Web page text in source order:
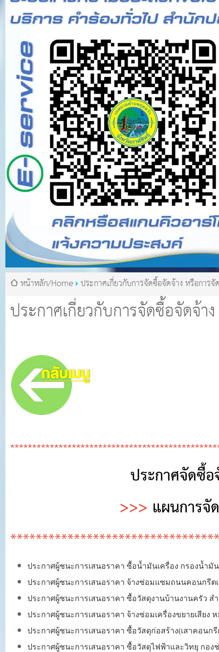
ประกาศเกี่ยวกับการจัดซื้อจัดจ้
หน้าหลัก/Home ประกาศเกี่ยวกับการจัดซื้อจัดจ้าง หรือการ
ประกาศจัดซื้
>>> แผนการ
ประกาศผู้ชนะการเสนอราคา ซื้อน้ำมันเครื่อง กรองน้ำมั
ประกาศผู้ชนะการเสนอราคา จ้างซ่อมแซมถนนคอนกรีต
ประกาศผู้ชนะการเสนอราคา ซื้อวัสดุงานบ้านงานครัว ส
ประกาศผู้ชนะการเสนอราคา จ้างซ่อมเครื่องขยายเสียง
ประกาศผู้ชนะการเสนอราคา ซื้อวัสดุก่อสร้าง(เสาคอน
ประกาศผู้ชนะการเสนอราคา ซื้อวัสดุไฟฟ้าและวิทยุ กอง